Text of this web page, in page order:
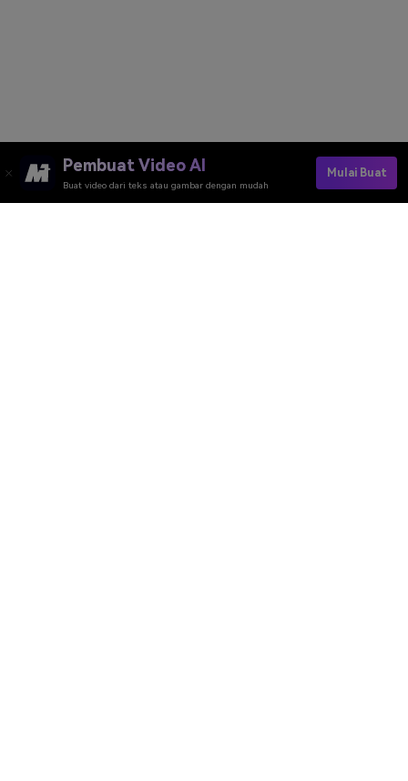
Pembuat Video AI
Buat video dari teks atau gambar dengan mudah
Mulai Buat